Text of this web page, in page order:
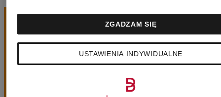
NASZE
USTAWIENIA INDYWIDUALNE
ZGADZAM SIĘ